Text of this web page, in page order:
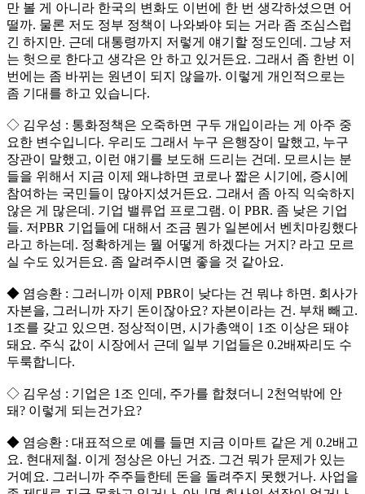
만 볼 게 아니라 한국의 변화도 이번에 한 번 생각하셨으면 어
떨까. 물론 저도 정부 정책이 나와봐야 되는 거라 좀 조심스럽
긴 하지만. 근데 대통령까지 저렇게 얘기할 정도인데. 그냥 저
는 헛으로 한다고 생각은 안 하고 있거든요. 그래서 좀 한번 이
번에는 좀 바뀌는 원년이 되지 않을까. 이렇게 개인적으로는
좀 기대를 하고 있습니다.
◇ 김우성 : 통화정책은 오죽하면 구두 개입이라는 게 아주 중
요한 변수입니다. 우리도 그래서 누구 은행장이 말했고, 누구
장관이 말했고, 이런 얘기를 보도해 드리는 건데. 모르시는 분
들을 위해서 지금 이제 왜냐하면 코로나 짧은 시기에, 증시에
참여하는 국민들이 많아지셨거든요. 그래서 좀 아직 익숙하지
않은 게 많은데. 기업 밸류업 프로그램. 이 PBR. 좀 낮은 기업
들. 저PBR 기업들에 대해서 조금 뭔가 일본에서 벤치마킹했다
라고 하는데. 정확하게는 뭘 어떻게 하겠다는 거지? 라고 모르
실 수도 있거든요. 좀 알려주시면 좋을 것 같아요.
◆ 염승환 : 그러니까 이제 PBR이 낮다는 건 뭐냐 하면. 회사가
자본을, 그러니까 자기 돈이잖아요? 자본이라는 건. 부채 빼고.
1조를 갖고 있으면. 정상적이면, 시가총액이 1조 이상은 돼야
돼요. 주식 값이 시장에서 근데 일부 기업들은 0.2배짜리도 수
두룩합니다.
◇ 김우성 : 기업은 1조 인데, 주가를 합쳤더니 2천억밖에 안
돼? 이렇게 되는건가요?
◆ 염승환 : 대표적으로 예를 들면 지금 이마트 같은 게 0.2배고
요. 현대제철. 이게 정상은 아닌 거죠. 그건 뭐가 문제가 있는
거예요. 그러니까 주주들한테 돈을 돌려주지 못했거나. 사업을